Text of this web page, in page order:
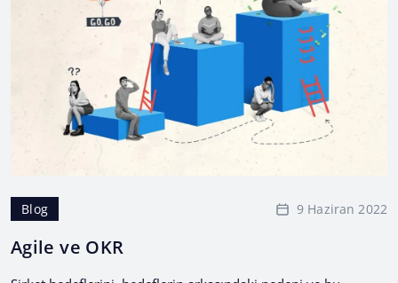
Blog 9 Haziran 2022
Agile ve OKR